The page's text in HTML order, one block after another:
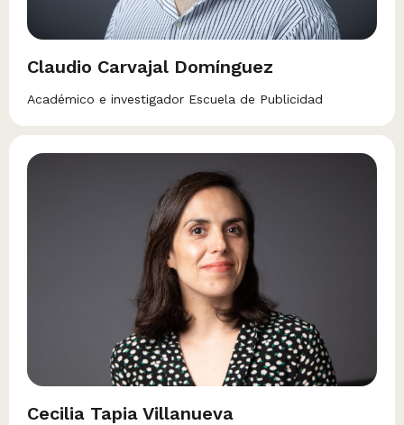
Claudio Carvajal Domínguez
Académico e investigador Escuela de Publicidad
Cecilia Tapia Villanueva